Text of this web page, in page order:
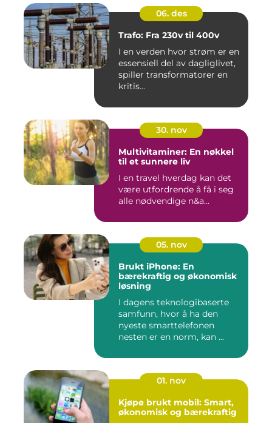
06. des
Trafo: Fra 230v til 400v
I en verden hvor strøm er en
essensiell del av dagliglivet,
spiller transformatorer en
kritis...
30. nov
Multivitaminer: En nøkkel
til et sunnere liv
I en travel hverdag kan det
være utfordrende å få i seg
alle nødvendige n&a...
05. nov
Brukt iPhone: En
bærekraftig og økonomisk
løsning
I dagens teknologibaserte
samfunn, hvor å ha den
nyeste smarttelefonen
nesten er en norm, kan ...
01. nov
Kjøpe brukt mobil: Smart,
økonomisk og bærekraftig